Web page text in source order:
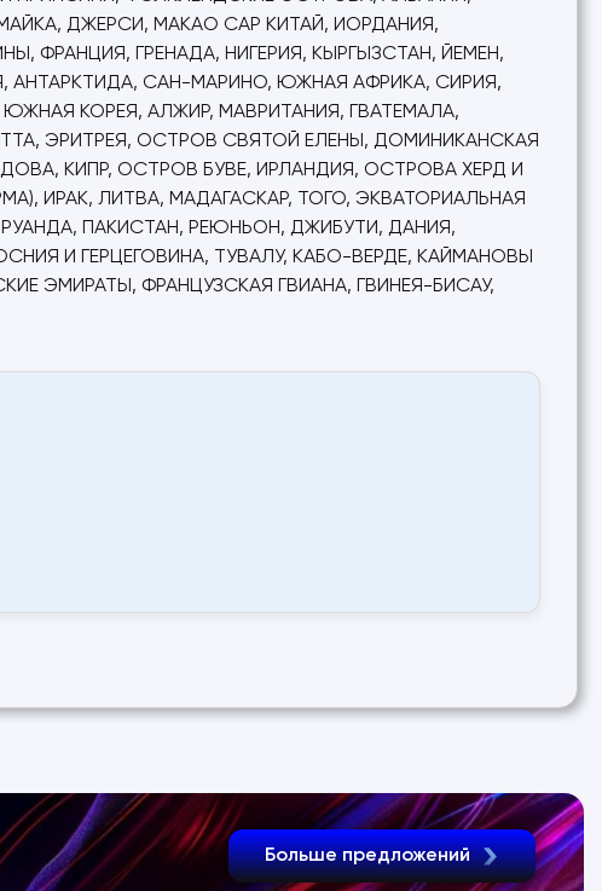
ДЖЕРСИ, МАКАО САР КИТАЙ, ИОРДАНИЯ,
ФРАНЦИЯ, ГРЕНАДА, НИГЕРИЯ, КЫРГЫЗСТАН, ЙЕМЕН,
АНТАРКТИДА, САН-МАРИНО, ЮЖНАЯ АФРИКА, СИРИЯ,
КОРЕЯ, АЛЖИР, МАВРИТАНИЯ, ГВАТЕМАЛА,
ЭРИТРЕЯ, ОСТРОВ СВЯТОЙ ЕЛЕНЫ, ДОМИНИКАНСКАЯ
КИПР, ОСТРОВ БУВЕ, ИРЛАНДИЯ, ОСТРОВА ХЕРД И
ИРАК, ЛИТВА, МАДАГАСКАР, ТОГО, ЭКВАТОРИАЛЬНАЯ
ПАКИСТАН, РЕЮНЬОН, ДЖИБУТИ, ДАНИЯ,
И ГЕРЦЕГОВИНА, ТУВАЛУ, КАБО-ВЕРДЕ, КАЙМАНОВЫ
ЭМИРАТЫ, ФРАНЦУЗСКАЯ ГВИАНА, ГВИНЕЯ-БИСАУ,
Больше предложений